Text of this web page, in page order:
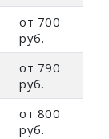
от 700
руб.
от 790
руб.
от 800
руб.